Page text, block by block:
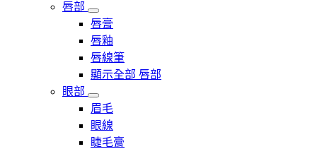
唇部
唇膏
唇釉
唇線筆
顯示全部 唇部
眼部
眉毛
眼線
睫毛膏